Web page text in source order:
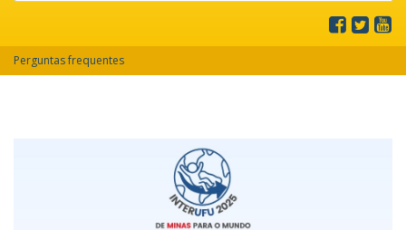
Perguntas frequentes